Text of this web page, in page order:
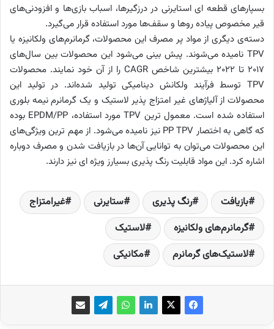
بسپارهای قطعه ای استایرنی در درزگیرها، اسباب بازی‌ها و افزودنی‌های
قیر مخصوص پیاده رو‌ها و سقف‌ها مورد استفاده قرار می‌گیرد.
دسته‌ی دیگری از مواد پر مصرف این محصولات، گرمانرم‌های ولکانیزه یا
TPV نامیده می‌شوند. پیش بینی می‌شود این محصولات بین سال‌های
2017 تا 2022 بیشترین شاخص CAGR را از آن خود نمایند. محصولات
TPV توسط فرآیند ولکانش دینامیکی تولید شده‌اند. در تولید این
محصولات از آلیاژهای غیر امتزاج پذیر لاستیک و یک گرمانرم نیمه بلوری
استفاده شده است. معمول ترین TPV مورد استفاده، EPDM/PP بوده
که گاهی به اختصار PP TPV نیز نامیده می‌شود. از مهم ترین ویژگی‌های
این محصولات می‌توان به توانایی آن‌ها در بازیافت شدن و مصرف دوباره
اشاره کرد. این مواد قابلیت رنگ پذیری بسیارز ویژه ای نیز دارند.
بازیافت رنگ­ پذیری ستایرنی
غیرامتزاج
گرمانرم‌های ولکانیزه
لاستیک
لاستیک‌های گرمانرم
مکانیکی